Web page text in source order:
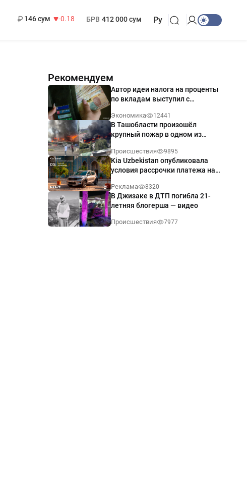
146 сум
-0.18
БРВ 412 000 сум Ру
Рекомендуем
Автор идеи налога на проценты
по вкладам выступил с
Экономика 12441
В Ташобласти произошёл
крупный пожар в одном из
Происшествия 9895
Kia Uzbekistan опубликовала
условия рассрочки платежа на
годовых
Реклама 8320
В Джизаке в ДТП погибла 21-
летняя блогерша — видео
Происшествия 7977